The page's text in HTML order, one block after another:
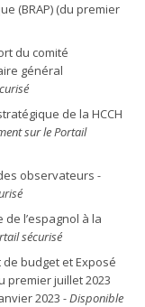
(BRAP) (du premier
du comité
général
de la HCCH
sur le Portail
observateurs -
de l’espagnol à la
sécurisé
de budget et Exposé
premier juillet 2023
2023 - Disponible